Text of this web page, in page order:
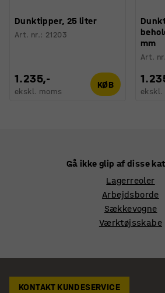
Dunktipper, 25 liter
Art. nr.: 21203
1.235,-
ekskl. moms
KØB
mm
Art. nr.
ekskl.
Gå ikke glip af disse
Lagerreoler
Arbejdsborde
Sækkevogne
Værktøjsskabe
KONTAKT KUNDESERVICE